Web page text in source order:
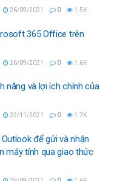
26/09/2021 0 1.5K
365 Office trên
26/09/2021 0 1.6K
năng và lợi ích chính của
22/11/2021 0 1.7K
để gửi và nhận
máy tính qua giao thức